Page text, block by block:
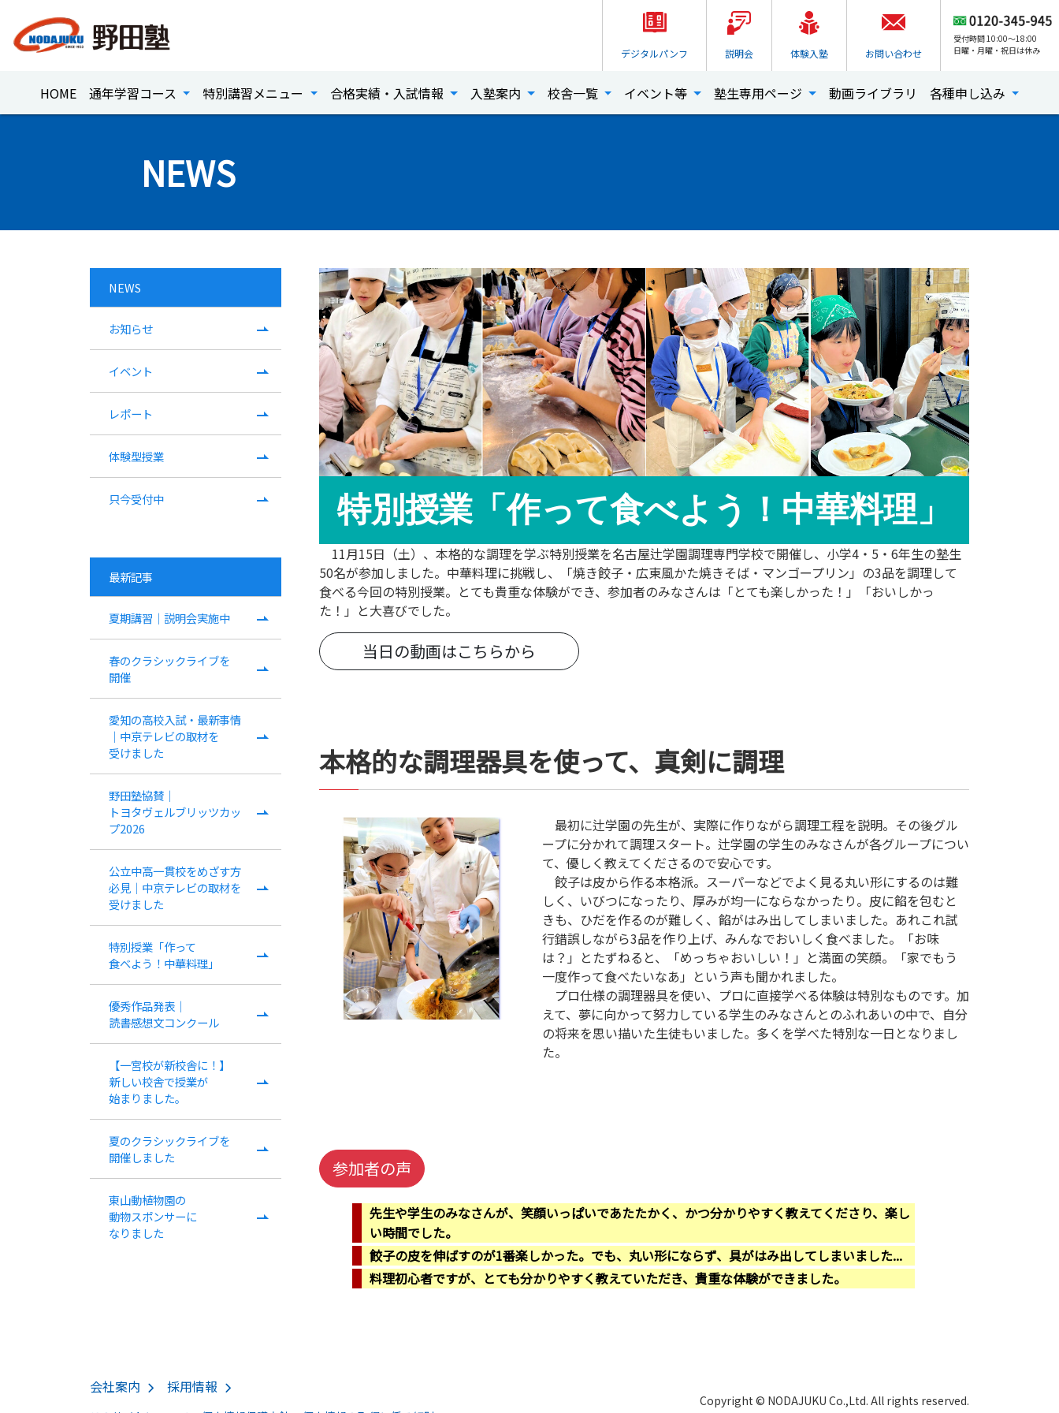
デジタルパンフ 説明会 体験入塾 お問い合わせ
受付時間 10:00～18:00
日曜・月曜・祝日は休み
HOME 通年学習コース 特別講習メニュー 合格実績・入試情報 入塾案内 校舎一覧 イベント等 塾生専用ページ 動画ライブラリ 各種申し込み
NEWS
特別授業「作って食べよう！中華料理」
11月15日（土）、本格的な調理を学ぶ特別授業を名古屋辻学園調理専門学校で開催し、小学4・5・6年生の塾生
50名が参加しました。中華料理に挑戦し、「焼き餃子・広東風かた焼きそば・マンゴープリン」の3品を調理して
食べる今回の特別授業。とても貴重な体験ができ、参加者のみなさんは「とても楽しかった！」「おいしかっ
た！」と大喜びでした。
当日の動画はこちらから
本格的な調理器具を使って、真剣に調理
最初に辻学園の先生が、実際に作りながら調理工程を説明。その後グル
ープに分かれて調理スタート。辻学園の学生のみなさんが各グループについ
て、優しく教えてくださるので安心です。
餃子は皮から作る本格派。スーパーなどでよく見る丸い形にするのは難
しく、いびつになったり、厚みが均一にならなかったり。皮に餡を包むと
きも、ひだを作るのが難しく、餡がはみ出してしまいました。あれこれ試
行錯誤しながら3品を作り上げ、みんなでおいしく食べました。「お味
は？」とたずねると、「めっちゃおいしい！」と満面の笑顔。「家でもう
一度作って食べたいなあ」という声も聞かれました。
プロ仕様の調理器具を使い、プロに直接学べる体験は特別なものです。加
えて、夢に向かって努力している学生のみなさんとのふれあいの中で、自分
の将来を思い描いた生徒もいました。多くを学べた特別な一日となりまし
た。
参加者の声
先生や学生のみなさんが、笑顔いっぱいであたたかく、かつ分かりやすく教えてくださり、楽し
い時間でした。
餃子の皮を伸ばすのが1番楽しかった。でも、丸い形にならず、具がはみ出してしまいました...
料理初心者ですが、とても分かりやすく教えていただき、貴重な体験ができました。
NEWS
お知らせ
イベント
レポート
体験型授業
只​今受付中
最新記事
夏期講習｜説明会実施中
春の​クラシックライブを​
開催
愛知の​高校入試・​最新事情
｜中京テレビの​取材を​
受けました
野田塾協賛｜
トヨタヴェルブリッツカッ
プ2026
公立中高一貫校を​めざす方​
必見｜中​京テレビの​取材を​
受けました
特別授業​「作って​
食べよう！​中華料理」
優秀作品発表｜
読書感想文コンクール
【一宮校が​新校舎に！​】
新しい​校舎で​授業が​
始まりました。
夏の​クラシックライブを​
開催しました
東​山動植物園の​
動物スポンサーに​
なりました
会社案内 採用情報
Copyright © NODAJUKU Co.,Ltd. All rights reserved.